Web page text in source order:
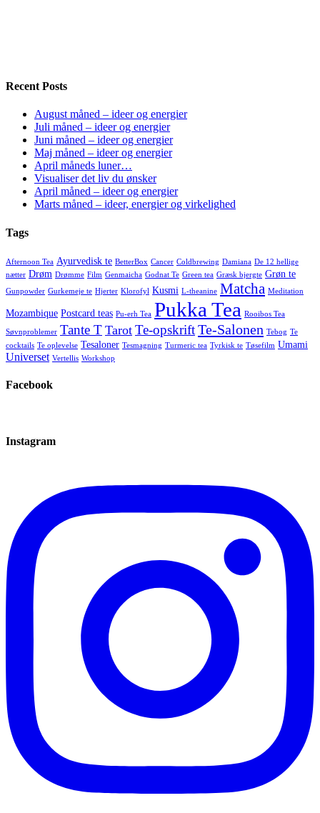
Recent Posts
August måned – ideer og energier
Juli måned – ideer og energier
Juni måned – ideer og energier
Maj måned – ideer og energier
April måneds luner…
Visualiser det liv du ønsker
April måned – ideer og energier
Marts måned – ideer, energier og virkelighed
Tags
Afternoon Tea Ayurvedisk te BetterBox Cancer Coldbrewing Damiana De 12 hellige
nætter Drøm Drømme Film Genmaicha Godnat Te Green tea Græsk bjergte Grøn te
Gunpowder Gurkemeje te Hjerter Klorofyl Kusmi L-theanine Matcha Meditation
Mozambique Postcard teas Pu-erh Tea Pukka Tea Rooibos Tea
Søvnproblemer Tante T Tarot Te-opskriftTe-Salonen Tebog Te
cocktails Te oplevelse Tesaloner Tesmagning Turmeric tea Tyrkisk te Tøsefilm Umami
Universet Vertellis Workshop
Facebook
Instagram